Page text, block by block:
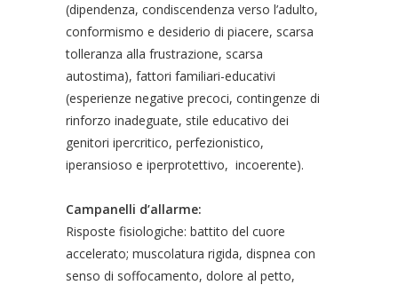
(dipendenza, condiscendenza verso l’adulto,
conformismo e desiderio di piacere, scarsa
tolleranza alla frustrazione, scarsa
autostima), fattori familiari-educativi
(esperienze negative precoci, contingenze di
rinforzo inadeguate, stile educativo dei
genitori ipercritico, perfezionistico,
iperansioso e iperprotettivo, incoerente).
Campanelli d’allarme:
Risposte fisiologiche: battito del cuore
accelerato; muscolatura rigida, dispnea con
senso di soffocamento, dolore al petto,